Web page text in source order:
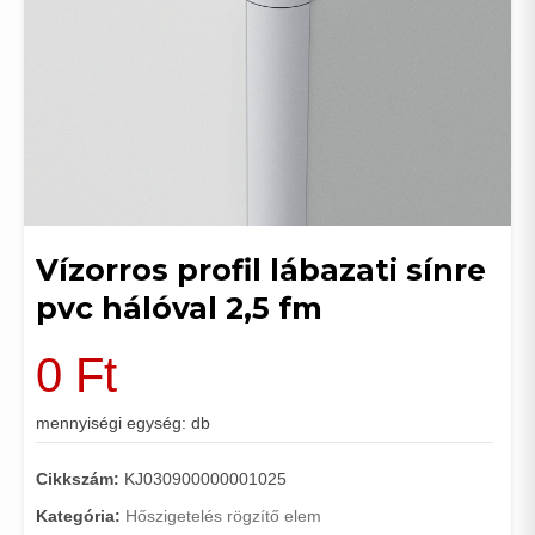
Vízorros profil lábazati sínre
pvc hálóval 2,5 fm
0 Ft
mennyiségi egység: db
Cikkszám: KJ030900000001025
Kategória: Hőszigetelés rögzítő elem